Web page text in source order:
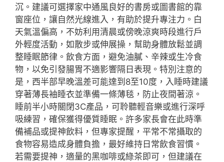
沉。建議可選擇家中通風良好的書房或圖書館的靠
窗座位，讓自然光線進入，有助於提升專注力。白
天氣溫偏高，不妨利用清晨或傍晚涼爽時段進行戶
外輕度活動，如散步或伸展操，幫助身體放鬆並調
整睡眠節律。飲食方面，避免油膩、辛辣或生冷食
物，以免引發腸胃不適影響隔日表現。特別注意的
是，西半部早晚溫差可能達到8至10度，入睡時建議
穿著薄長袖睡衣並準備一條薄毯，防止夜間著涼。
睡前半小時關閉3C產品，可聆聽輕音樂或進行深呼
吸練習，確保獲得優質睡眠。許多家長會在此時準
備補品或提神飲料，但專家提醒，平常不常攝取的
食物容易造成身體負擔，最好維持日常飲食習慣。
若需要提神，適量的黑咖啡或綠茶即可，但建議在